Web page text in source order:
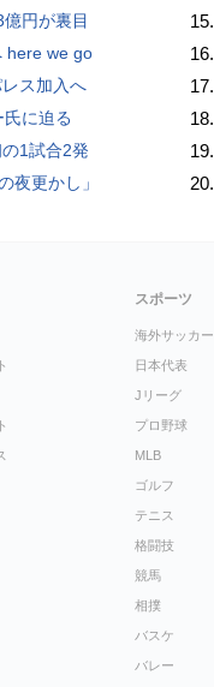
円が裏目
here we go
ス加入へ
に迫る
1試合2発
夜更かし」
15.
16.
17.
18.
19.
20.
スポーツ
海外サッカー
日本代表
Jリーグ
プロ野球
MLB
ゴルフ
テニス
格闘技
競馬
相撲
バスケ
バレー